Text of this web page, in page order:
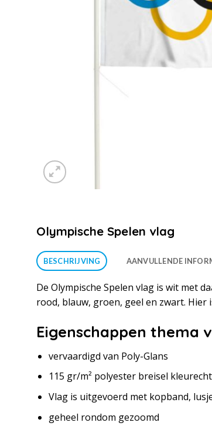
Olympische Spelen vlag
BESCHRIJVING AANVULLENDE
De Olympische Spelen vlag is wit met
rood, blauw, groen, geel en zwart.
Eigenschappen thema
vervaardigd van Poly-Glans
115 gr/m² polyester breisel
Vlag is uitgevoerd met kopband,
geheel rondom gezoomd